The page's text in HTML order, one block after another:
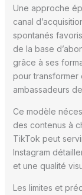
Une approche
canal
spontanés
de la base
grâce à ses
pour
ambassadeurs
Ce modèle
des contenus à
TikTok peut
Instagram
et une qualité
Les limites et